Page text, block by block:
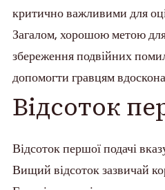
критично важливими для
Загалом, хорошою метою для
збереження подвійних
допомогти гравцям
Відсоток
Відсоток першої подачі
Вищий відсоток зазвичай